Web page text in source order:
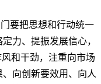
要把思想和行动统一
力、提振发展信心，
和干劲，注重向市场
向创新要效用、向人